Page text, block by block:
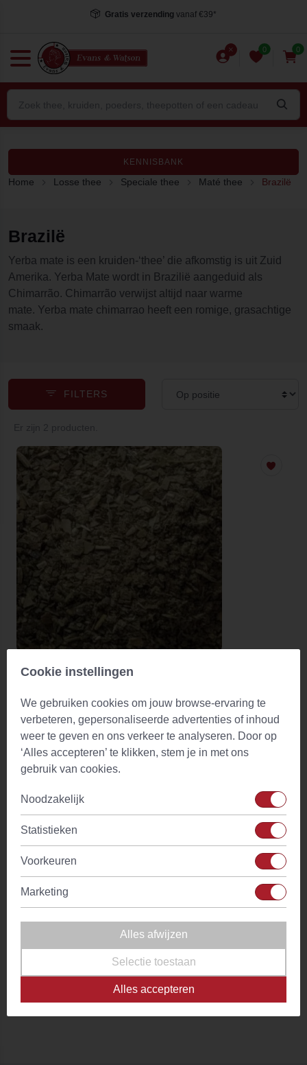
Gratis verzending vanaf €39*
0 0
KENNISBANK
Home Losse thee Speciale thee Maté thee Brazilë
Brazilë
Yerba mate is een kruiden-‘thee’ die afkomstig is uit Zuid
Amerika. Yerba Mate wordt in Brazilië aangeduid als
Chimarrão. Chimarrão verwijst altijd naar warme
mate. Yerba mate chimarrao heeft een romige, grasachtige
smaak.
FILTERS
Yerba Maté Canarias Brazil
Op voorraad Vanaf€ 1,84
Yerba Maté Erva Mate de Chimarrão Nativa Brazil
Op voorraad Vanaf€ 2,14
Cookie instellingen
We gebruiken cookies om jouw browse-ervaring te
verbeteren, gepersonaliseerde advertenties of inhoud
weer te geven en ons verkeer te analyseren. Door op
‘Alles accepteren’ te klikken, stem je in met ons
gebruik van cookies.
Noodzakelijk
Statistieken
Voorkeuren
Marketing
Alles afwijzen
Selectie toestaan
Alles accepteren